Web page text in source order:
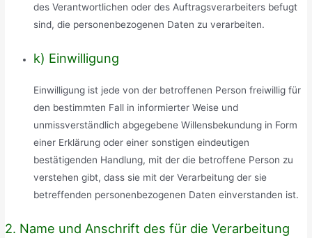
des Verantwortlichen oder des Auftragsverarbeiters befugt
sind, die personenbezogenen Daten zu verarbeiten.
k) Einwilligung
Einwilligung ist jede von der betroffenen Person freiwillig für
den bestimmten Fall in informierter Weise und
unmissverständlich abgegebene Willensbekundung in Form
einer Erklärung oder einer sonstigen eindeutigen
bestätigenden Handlung, mit der die betroffene Person zu
verstehen gibt, dass sie mit der Verarbeitung der sie
betreffenden personenbezogenen Daten einverstanden ist.
2. Name und Anschrift des für die Verarbeitung